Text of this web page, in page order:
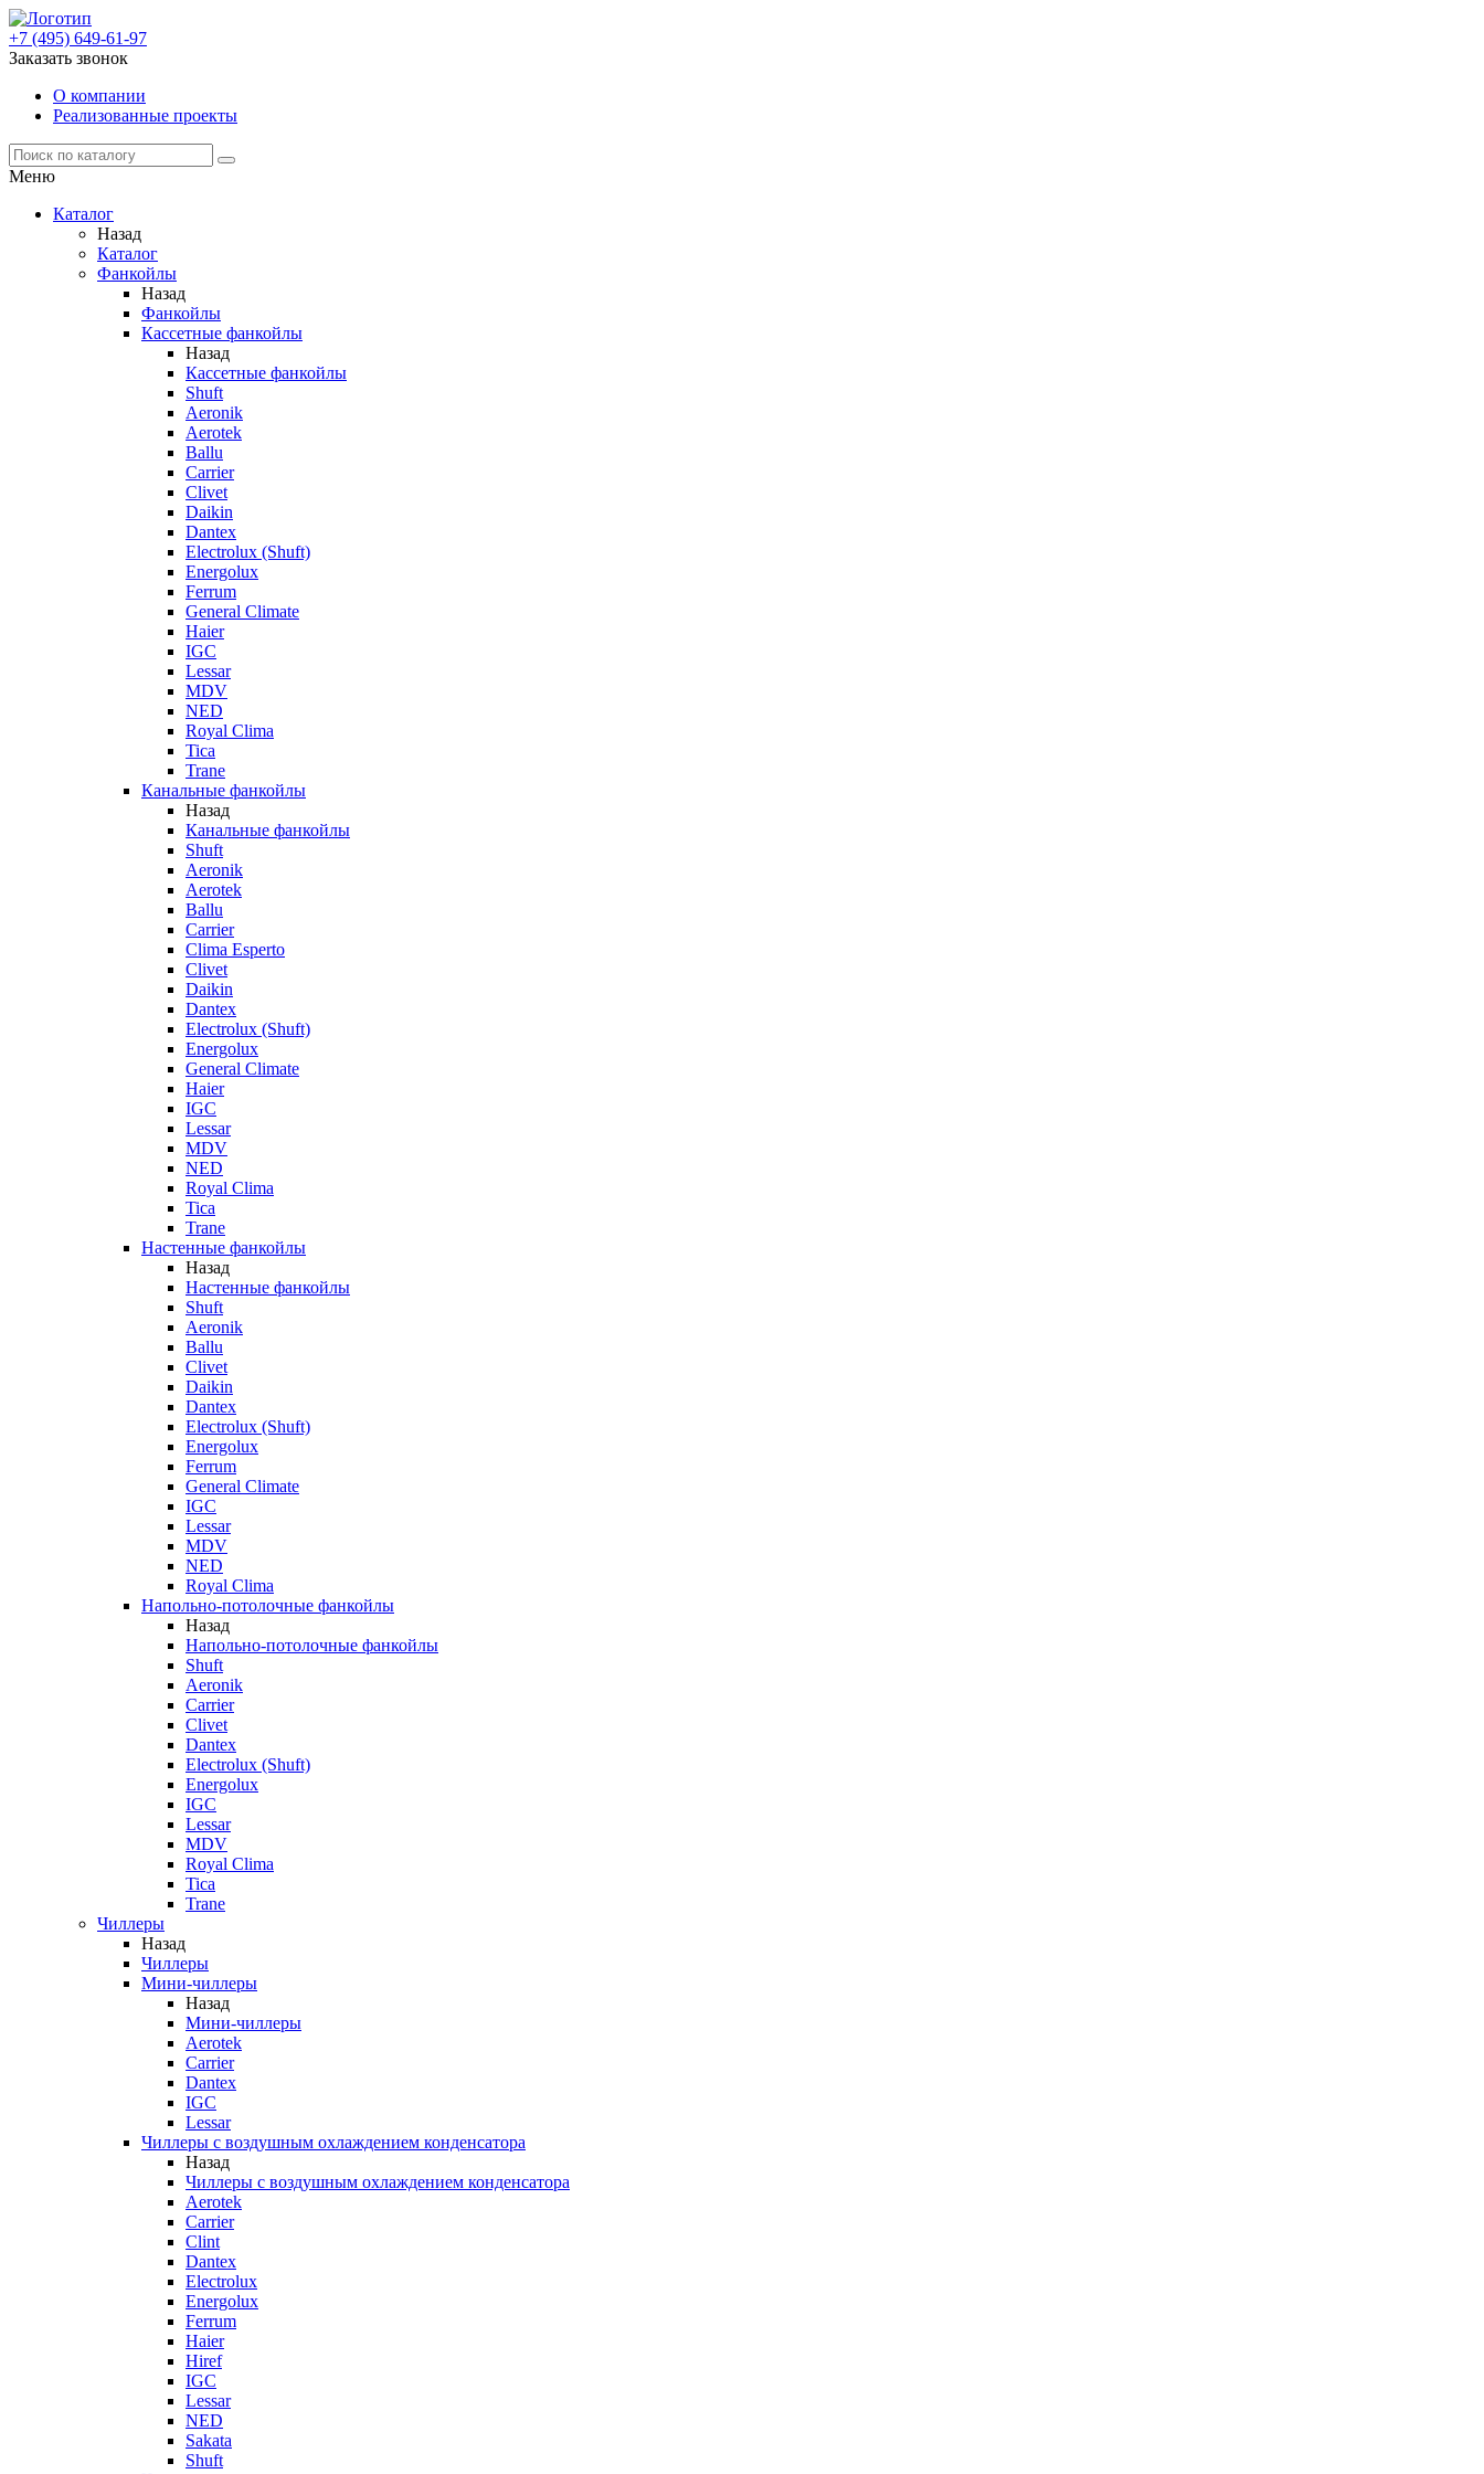
+7 (495) 649-61-97
Заказать звонок
О компании
Реализованные проекты
Меню
Каталог
Назад
Каталог
Фанкойлы
Назад
Фанкойлы
Кассетные фанкойлы
Назад
Кассетные фанкойлы
Shuft
Aeronik
Aerotek
Ballu
Carrier
Clivet
Daikin
Dantex
Electrolux (Shuft)
Energolux
Ferrum
General Climate
Haier
IGC
Lessar
MDV
NED
Royal Clima
Tica
Trane
Канальные фанкойлы
Назад
Канальные фанкойлы
Shuft
Aeronik
Aerotek
Ballu
Carrier
Clima Esperto
Clivet
Daikin
Dantex
Electrolux (Shuft)
Energolux
General Climate
Haier
IGC
Lessar
MDV
NED
Royal Clima
Tica
Trane
Настенные фанкойлы
Назад
Настенные фанкойлы
Shuft
Aeronik
Ballu
Clivet
Daikin
Dantex
Electrolux (Shuft)
Energolux
Ferrum
General Climate
IGC
Lessar
MDV
NED
Royal Clima
Напольно-потолочные фанкойлы
Назад
Напольно-потолочные фанкойлы
Shuft
Aeronik
Carrier
Clivet
Dantex
Electrolux (Shuft)
Energolux
IGC
Lessar
MDV
Royal Clima
Tica
Trane
Чиллеры
Назад
Чиллеры
Мини-чиллеры
Назад
Мини-чиллеры
Aerotek
Carrier
Dantex
IGC
Lessar
Чиллеры с воздушным охлаждением конденсатора
Назад
Чиллеры с воздушным охлаждением конденсатора
Aerotek
Carrier
Clint
Dantex
Electrolux
Energolux
Ferrum
Haier
Hiref
IGC
Lessar
NED
Sakata
Shuft